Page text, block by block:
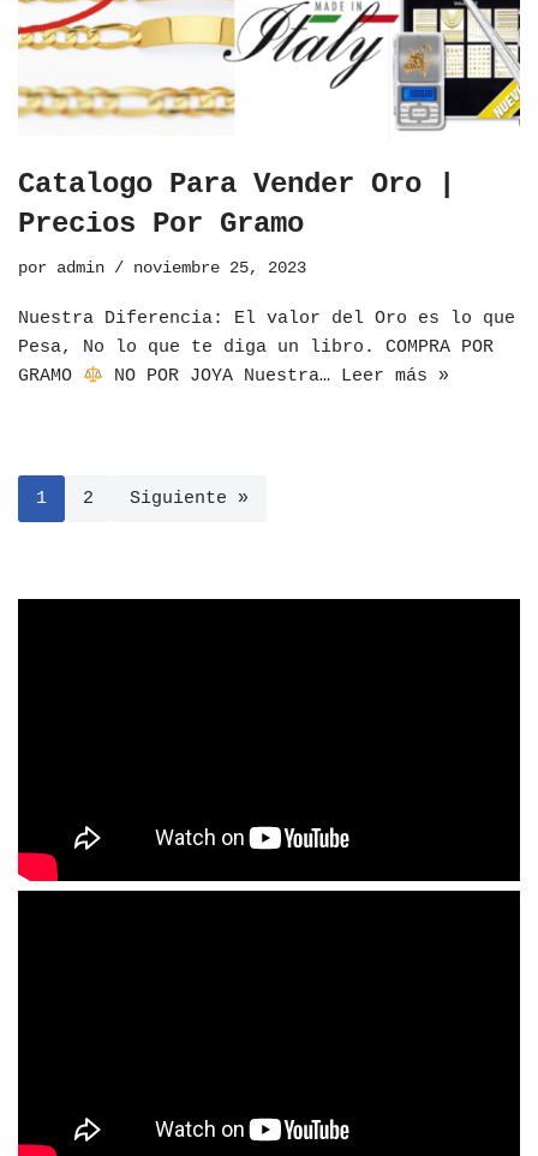
Catalogo Para Vender Oro |
Precios Por Gramo
por admin noviembre 25, 2023
Nuestra Diferencia: El valor del Oro es lo que
Pesa, No lo que te diga un libro. COMPRA POR
GRAMO
NO POR JOYA Nuestra… Leer más »
1 2 Siguiente »